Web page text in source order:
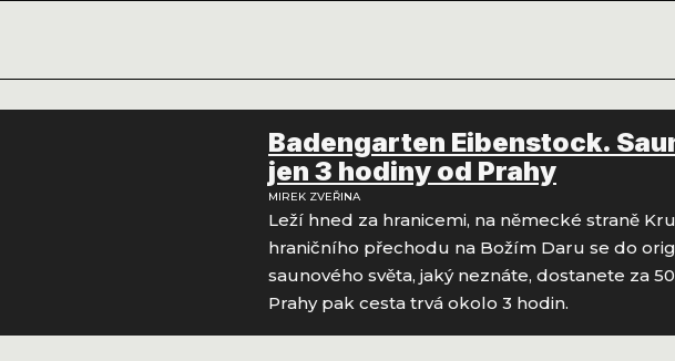
Badengarten Eibenstock.
jen 3 hodiny od Prahy
MIREK ZVEŘINA
Leží hned za hranicemi, na německé straně
hraničního přechodu na Božím Daru se do
saunového světa, jaký neznáte, dostanete za
Prahy pak cesta trvá okolo 3 hodin.